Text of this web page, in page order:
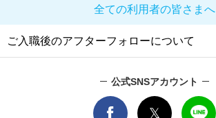
全ての利用者の皆さまへ
ご入職後のアフターフォローについて
公式SNSアカウント